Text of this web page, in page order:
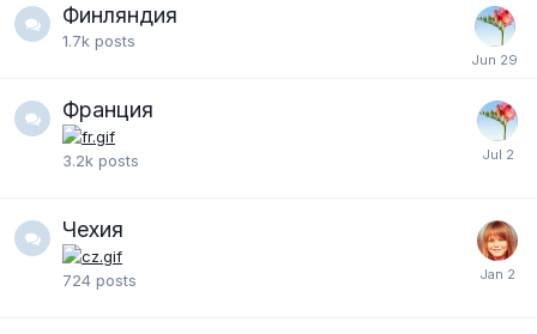
Финляндия
1.7k posts
Франция
3.2k posts
Чехия
724 posts